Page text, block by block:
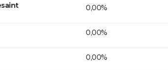
0,00%
0,00%
0,00%